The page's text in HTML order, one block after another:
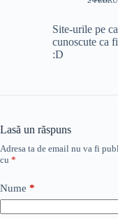
Site-urile pe
cunoscute ca
:D
Lasă un răspuns
Adresa ta de email nu va fi
cu *
Nume *